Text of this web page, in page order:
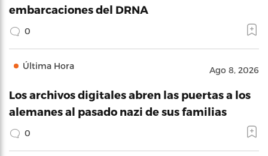
embarcaciones del DRNA
0
Última Hora Ago 8, 2026
Los archivos digitales abren las puertas a los
alemanes al pasado nazi de sus familias
0